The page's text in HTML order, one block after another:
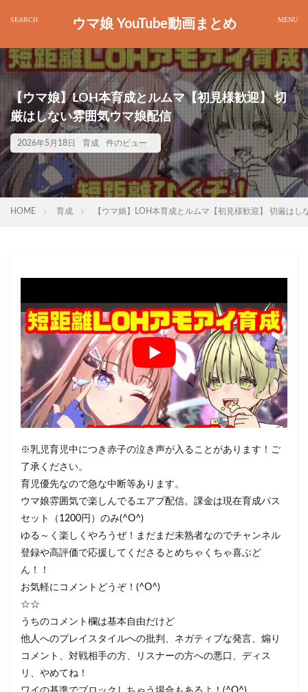
ウマ娘 YouTube動画まとめ
【ウマ娘】LOH本育成とルムマ【初見様歓迎】 切
厳はしない雰囲気ウマ娘配信
2026年5月18日 育成 件のビュー
HOME 育成 【ウマ娘】LOH本育成とルムマ【初見様歓迎】 切厳はし
※乳児育児中につき赤子の泣き声が入ることがあります！ご
了承ください。
育児優先なので急な中断等あります。
ウマ娘雰囲気で楽しんでるエアプ配信。課金は現在育成パス
セット（1200円）のみ(^O^)
ゆる～く楽しくやろうぜ！まだまだ未熟者なのでチャンネル
登録や高評価で応援してくださるとめちゃくちゃ喜ぶど
ん！！
お気軽にコメントどうぞ！(^O^)
☆☆
うちのコメント欄は基本自由だけど
他人へのプレイスタイルへの批判、ネガティブな発言、煽り
コメント、対戦相手の方、リスナーの方への悪口、ディス
リ、やめてね！